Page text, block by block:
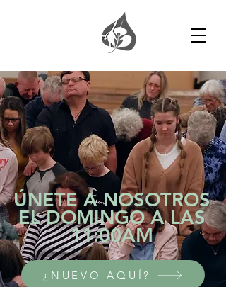
ÚNETE A NOSOTROS
EL DOMINGO A LAS
11:00AM
¿NUEVO AQUÍ?